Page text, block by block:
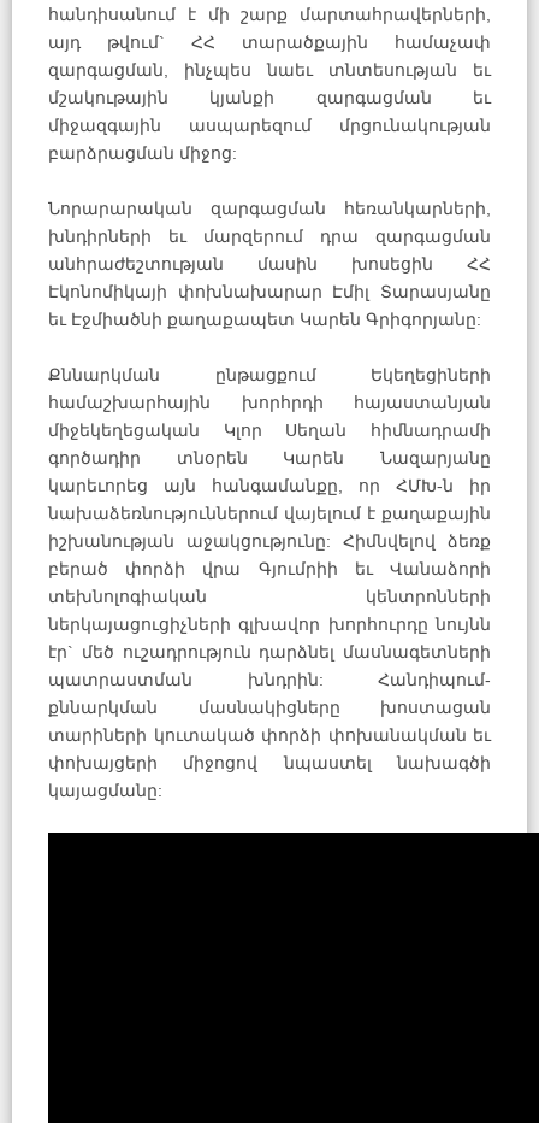
հանդիսանում է մի շարք մարտահրավերների,
այդ թվում` ՀՀ տարածքային համաչափ
զարգացման, ինչպես նաեւ տնտեսության եւ
մշակութային կյանքի զարգացման եւ
միջազգային ասպարեզում մրցունակության
բարձրացման միջոց:
Նորարարական զարգացման հեռանկարների,
խնդիրների եւ մարզերում դրա զարգացման
անհրաժեշտության մասին խոսեցին ՀՀ
Էկոնոմիկայի փոխնախարար Էմիլ Տարասյանը
եւ Էջմիածնի քաղաքապետ Կարեն Գրիգորյանը:
Քննարկման ընթացքում Եկեղեցիների
համաշխարհային խորհրդի հայաստանյան
միջեկեղեցական Կլոր Սեղան հիմնադրամի
գործադիր տնօրեն Կարեն Նազարյանը
կարեւորեց այն հանգամանքը, որ ՀՄԽ-ն իր
նախաձեռնություններում վայելում է քաղաքային
իշխանության աջակցությունը: Հիմնվելով ձեռք
բերած փորձի վրա Գյումրիի եւ Վանաձորի
տեխնոլոգիական կենտրոնների
ներկայացուցիչների գլխավոր խորհուրդը նույնն
էր` մեծ ուշադրություն դարձնել մասնագետների
պատրաստման խնդրին: Հանդիպում-
քննարկման մասնակիցները խոստացան
տարիների կուտակած փորձի փոխանակման եւ
փոխայցերի միջոցով նպաստել նախագծի
կայացմանը: